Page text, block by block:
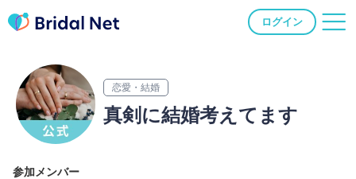
ログイン
恋愛・結婚
真剣に結婚考えてます
参加メンバー